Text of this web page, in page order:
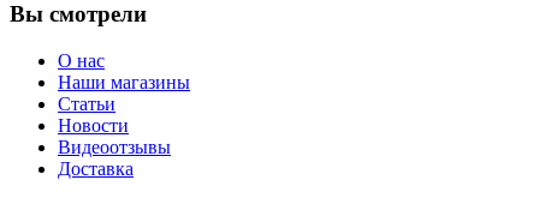
Вы смотрели
О нас
Наши магазины
Статьи
Новости
Видеоотзывы
Доставка